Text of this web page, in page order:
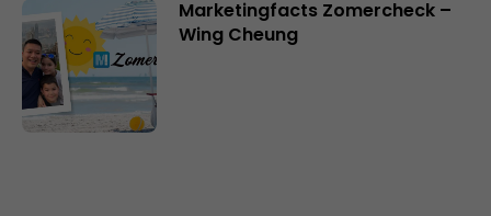
Marketingfacts Zomercheck –
Wing Cheung